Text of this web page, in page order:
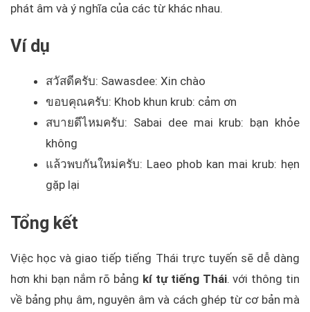
phát âm và ý nghĩa của các từ khác nhau.
Ví dụ
สวัสดีครับ: Sawasdee: Xin chào
ขอบคุณครับ: Khob khun krub: cảm ơn
สบายดีไหมครับ: Sabai dee mai krub: bạn khỏe
không
แล้วพบกันใหม่ครับ: Laeo phob kan mai krub: hẹn
gặp lại
Tổng kết
Việc học và giao tiếp tiếng Thái trực tuyến sẽ dễ dàng
hơn khi bạn nắm rõ bảng kí tự tiếng Thái. với thông tin
về bảng phụ âm, nguyên âm và cách ghép từ cơ bản mà